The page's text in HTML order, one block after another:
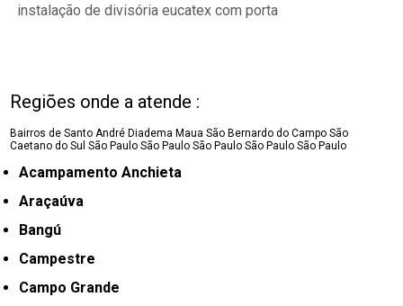
instalação de divisória eucatex com porta
Regiões onde a atende :
Bairros de Santo André Diadema Maua São Bernardo do Campo São
Caetano do SulSão Paulo São Paulo São Paulo São Paulo São Paulo
Acampamento Anchieta
Araçaúva
Bangú
Campestre
Campo Grande